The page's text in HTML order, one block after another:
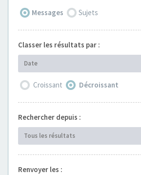
Messages
Sujets
Classer les résultats par :
Date
Croissant Décroissant
Rechercher depuis :
Tous les résultats
Renvoyer les :